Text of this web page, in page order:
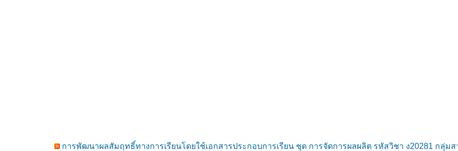
การพัฒนาผลสัมฤทธิ์ทางการเรียนโดยใช้เอกสารประกอบการเรียน ชุด การจัดการผลผลิต รหัสวิชา ง20281 กลุ่มส